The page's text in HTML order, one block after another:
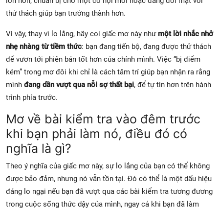
thử thách giúp bạn trưởng thành hơn.
Vì vậy, thay vì lo lắng, hãy coi giấc mơ này như một lời nhắc nhở
nhẹ nhàng từ tiềm thức: bạn đang tiến bộ, đang được thử thách
để vươn tới phiên bản tốt hơn của chính mình. Việc “bị điểm
kém” trong mơ đôi khi chỉ là cách tâm trí giúp bạn nhận ra rằng
mình đang dần vượt qua nỗi sợ thất bại, để tự tin hơn trên hành
trình phía trước.
Mơ về bài kiểm tra vào đêm trước
khi bạn phải làm nó, điều đó có
nghĩa là gì?
Theo ý nghĩa của giấc mơ này, sự lo lắng của bạn có thể không
được bảo đảm, nhưng nó vẫn tồn tại. Đó có thể là một dấu hiệu
đáng lo ngại nếu bạn đã vượt qua các bài kiểm tra tương đương
trong cuộc sống thức dậy của mình, ngay cả khi bạn đã làm